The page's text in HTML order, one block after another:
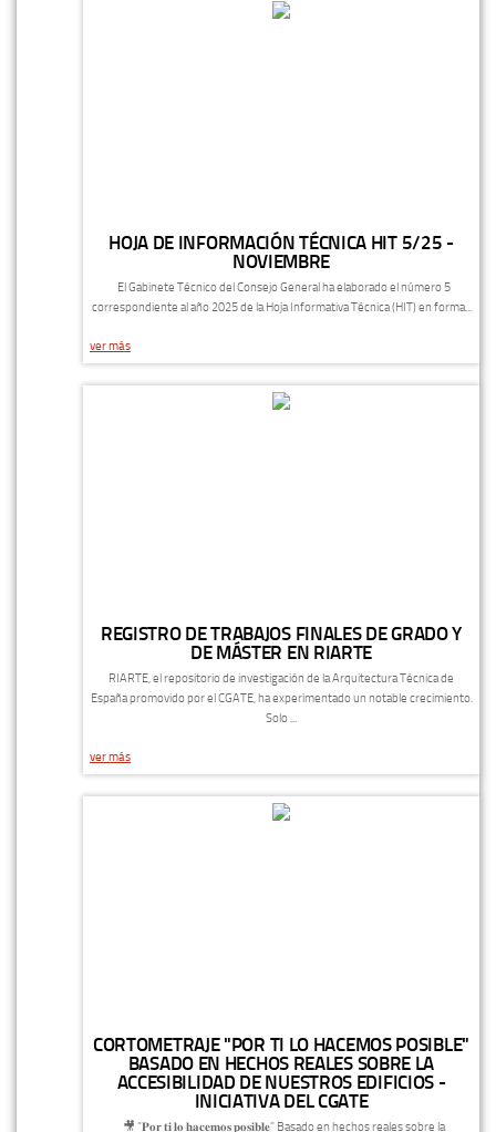
HOJA DE INFORMACIÓN TÉCNICA HIT 5/25 -
NOVIEMBRE
El Gabinete Técnico del Consejo General ha elaborado el número 5
correspondiente al año 2025 de la Hoja Informativa Técnica (HIT) en forma...
ver más
REGISTRO DE TRABAJOS FINALES DE GRADO Y
DE MÁSTER EN RIARTE
RIARTE, el repositorio de investigación de la Arquitectura Técnica de
España promovido por el CGATE, ha experimentado un notable crecimiento.
Solo ...
ver más
CORTOMETRAJE "POR TI LO HACEMOS POSIBLE"
BASADO EN HECHOS REALES SOBRE LA
ACCESIBILIDAD DE NUESTROS EDIFICIOS -
INICIATIVA DEL CGATE
🎥 "𝐏𝐨𝐫 𝐭𝐢 𝐥𝐨 𝐡𝐚𝐜𝐞𝐦𝐨𝐬 𝐩𝐨𝐬𝐢𝐛𝐥𝐞" Basado en hechos reales sobre la